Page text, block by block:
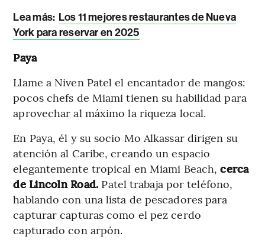
Lea más: Los 11 mejores restaurantes de Nueva
York para reservar en 2025
Paya
Llame a Niven Patel el encantador de mangos:
pocos chefs de Miami tienen su habilidad para
aprovechar al máximo la riqueza local.
En Paya, él y su socio Mo Alkassar dirigen su
atención al Caribe, creando un espacio
elegantemente tropical en Miami Beach, cerca
de Lincoln Road. Patel trabaja por teléfono,
hablando con una lista de pescadores para
capturar capturas como el pez cerdo
capturado con arpón.